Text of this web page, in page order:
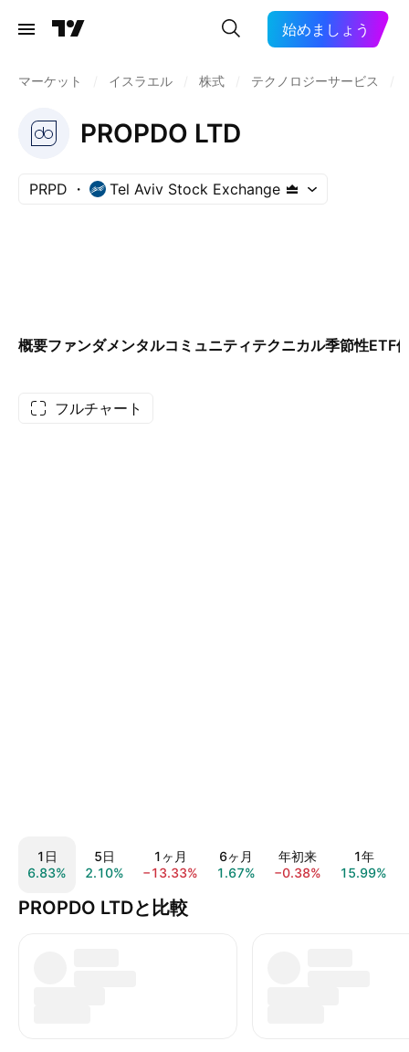
始めましょう
マーケット イスラエル 株式 テクノロジーサービス
PROPDO LTD
PRPD Tel Aviv Stock Exchange
概要ファンダメンタルコミュニティテクニカル季節性ETF
フルチャート
1日
6.83%
5日
2.10%
1ヶ月
−13.33%
6ヶ月
1.67%
年初来
−0.38%
1年
15.99%
PROPDO LTDと比較